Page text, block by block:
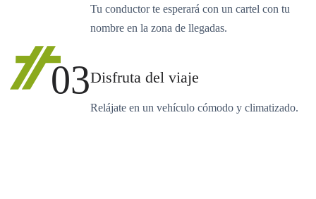
Tu conductor te esperará con un cartel con tu
nombre en la zona de llegadas.
03Disfruta del viaje
Relájate en un vehículo cómodo y climatizado.